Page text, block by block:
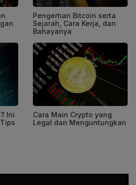
Pengertian Bitcoin serta
Sejarah, Cara Kerja, dan
Bahayanya
Ini
Cara Main Crypto yang
Legal dan Menguntungkan